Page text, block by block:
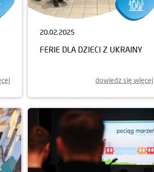
20.02.2025
FERIE DLA DZIECI Z UKRAINY
dowiedz się więcej